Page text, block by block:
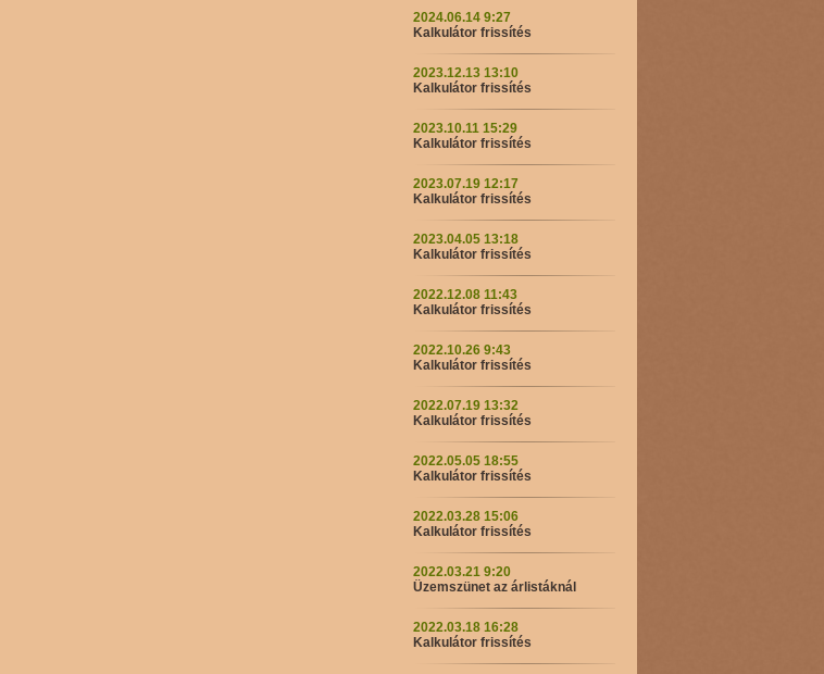
2024.06.14 9:27
Kalkulátor frissítés
2023.12.13 13:10
Kalkulátor frissítés
2023.10.11 15:29
Kalkulátor frissítés
2023.07.19 12:17
Kalkulátor frissítés
2023.04.05 13:18
Kalkulátor frissítés
2022.12.08 11:43
Kalkulátor frissítés
2022.10.26 9:43
Kalkulátor frissítés
2022.07.19 13:32
Kalkulátor frissítés
2022.05.05 18:55
Kalkulátor frissítés
2022.03.28 15:06
Kalkulátor frissítés
2022.03.21 9:20
Üzemszünet az árlistáknál
2022.03.18 16:28
Kalkulátor frissítés